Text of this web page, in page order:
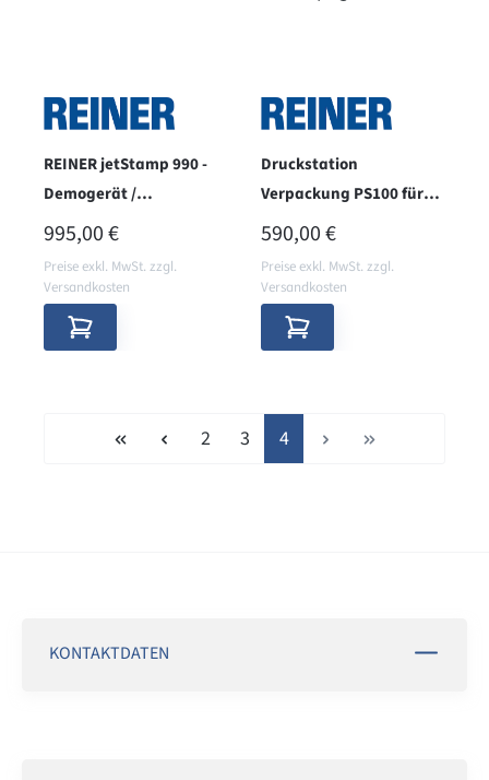
REINER jetStamp 990 -
Demogerät /
Gebrauchtgerät
REGULÄRER PREIS:
995,00 €
Preise exkl. MwSt. zzgl.
Versandkosten
Druckstation
Verpackung PS100 für
REINER jetStamp 990,
REGULÄRER PREIS:
590,00 €
Preise exkl. MwSt. zzgl.
Versandkosten
Seite
2 Seite
3 Seite
4
KONTAKTDATEN